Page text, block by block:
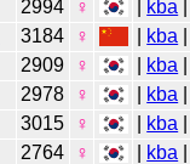
2994 ♀ kba
3184 ♀ kba
2909 ♀ kba
2978 ♀ kba
3015 ♀ kba
2764 ♀ kba